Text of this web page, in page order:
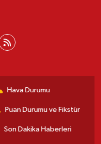
Hava Durumu
Puan Durumu ve Fikstür
Son Dakika Haberleri